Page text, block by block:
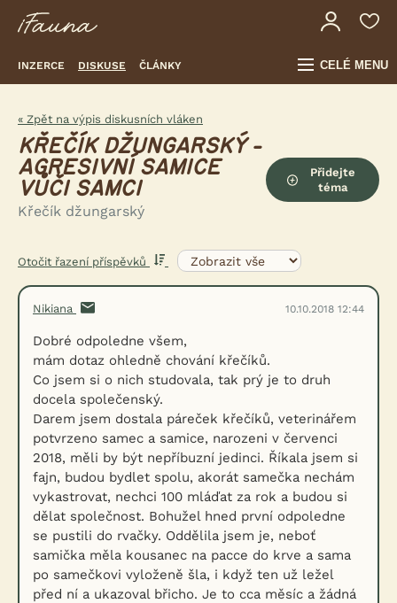
INZERCE DISKUSE ČLÁNKY CELÉ MENU
« Zpět na výpis diskusních vláken
KŘEČÍK DŽUNGARSKÝ -
AGRESIVNÍ SAMICE
VŮČI SAMCI
Křečík džungarský
Přidejte
téma
Otočit řazení příspěvků
Nikiana 10.10.2018 12:44
Dobré odpoledne všem,
mám dotaz ohledně chování křečíků.
Co jsem si o nich studovala, tak prý je to druh
docela společenský.
Darem jsem dostala páreček křečíků, veterinářem
potvrzeno samec a samice, narozeni v červenci
2018, měli by být nepříbuzní jedinci. Říkala jsem si
fajn, budou bydlet spolu, akorát samečka nechám
vykastrovat, nechci 100 mláďat za rok a budou si
dělat společnost. Bohužel hned první odpoledne
se pustili do rvačky. Oddělila jsem je, neboť
samička měla kousanec na pacce do krve a sama
po samečkovi vyloženě šla, i když ten už ležel
před ní a ukazoval břicho. Je to cca měsíc a žádná